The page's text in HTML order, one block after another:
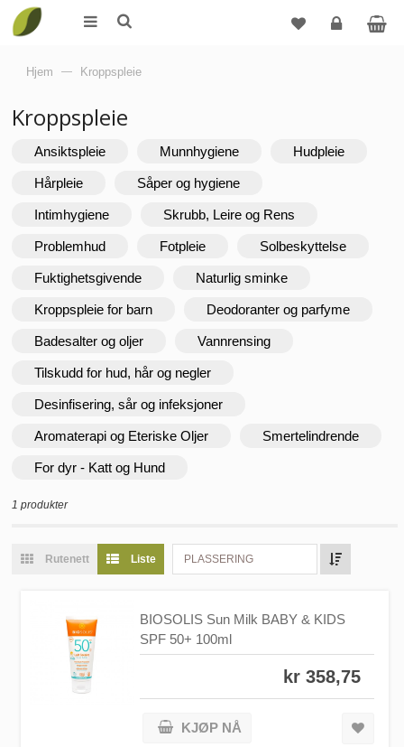
Hjem — Kroppspleie
Kroppspleie
Ansiktspleie Munnhygiene Hudpleie
Hårpleie Såper og hygiene
Intimhygiene Skrubb, Leire og Rens
Problemhud Fotpleie Solbeskyttelse
Fuktighetsgivende Naturlig sminke
Kroppspleie for barn Deodoranter og parfyme
Badesalter og oljer Vannrensing
Tilskudd for hud, hår og negler
Desinfisering, sår og infeksjoner
Aromaterapi og Eteriske Oljer Smertelindrende
For dyr - Katt og Hund
1 produkter
Rutenett Liste PLASSERING
BIOSOLIS Sun Milk BABY & KIDS
SPF 50+ 100ml
kr 358,75
KJØP NÅ